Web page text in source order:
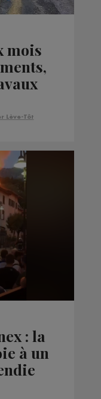
mois
Lève-Tôt
: la
à un